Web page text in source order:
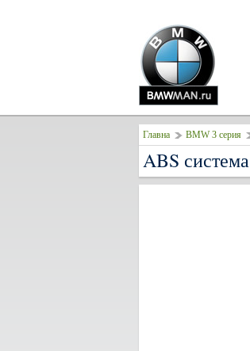
Главна BMW 3 серия
ABS система